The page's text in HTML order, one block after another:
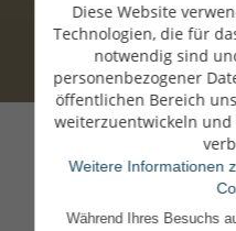
Diese Website
Technologien, die für
notwendig sind
personenbezogener
öffentlichen Bereich
weiterzuentwickeln
Weitere Informationen
Während Ihres Besuchs